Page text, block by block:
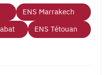
ENS Marrakech
ENS Tétouan